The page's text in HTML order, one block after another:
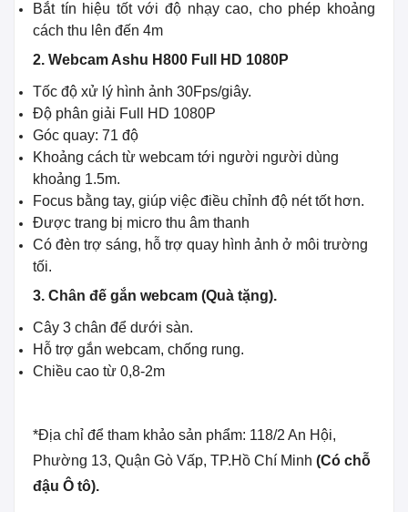
Bắt tín hiệu tốt với độ nhạy cao, cho phép khoảng
cách thu lên đến 4m
2. Webcam Ashu H800 Full HD 1080P
Tốc độ xử lý hình ảnh 30Fps/giây.
Độ phân giải Full HD 1080P
Góc quay: 71 độ
Khoảng cách từ webcam tới người người dùng
khoảng 1.5m.
Focus bằng tay, giúp việc điều chỉnh độ nét tốt hơn.
Được trang bị micro thu âm thanh
Có đèn trợ sáng, hỗ trợ quay hình ảnh ở môi trường
tối.
3. Chân đế gắn webcam (Quà tặng).
Cây 3 chân để dưới sàn.
Hỗ trợ gắn webcam, chống rung.
Chiều cao từ 0,8-2m
*Địa chỉ để tham khảo sản phẩm: 118/2 An Hội,
Phường 13, Quận Gò Vấp, TP.Hồ Chí Minh (Có chỗ
đậu Ô tô).